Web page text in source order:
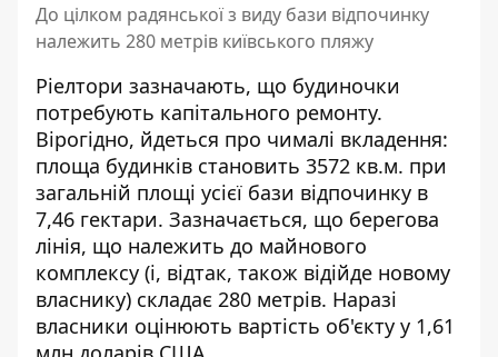
До цілком радянської з виду бази відпочинку
належить 280 метрів київського пляжу
Ріелтори зазначають, що будиночки
потребують капітального ремонту.
Вірогідно, йдеться про чималі вкладення:
площа будинків становить 3572 кв.м. при
загальній площі усієї бази відпочинку в
7,46 гектари. Зазначається, що берегова
лінія, що належить до майнового
комплексу (і, відтак, також відійде новому
власнику) складає 280 метрів. Наразі
власники оцінюють вартість об'єкту у 1,61